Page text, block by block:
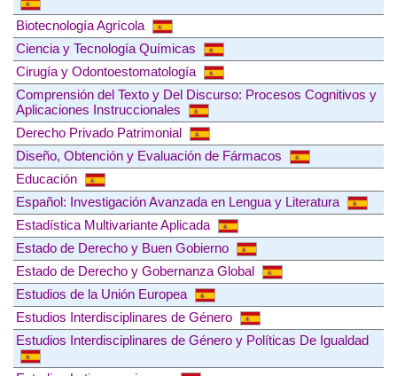
Biotecnología Agrícola
Ciencia y Tecnología Químicas
Cirugía y Odontoestomatología
Comprensión del Texto y Del Discurso: Procesos Cognitivos y
Aplicaciones Instruccionales
Derecho Privado Patrimonial
Diseño, Obtención y Evaluación de Fármacos
Educación
Español: Investigación Avanzada en Lengua y Literatura
Estadística Multivariante Aplicada
Estado de Derecho y Buen Gobierno
Estado de Derecho y Gobernanza Global
Estudios de la Unión Europea
Estudios Interdisciplinares de Género
Estudios Interdisciplinares de Género y Políticas De Igualdad